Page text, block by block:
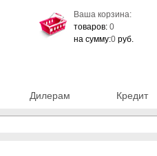
Дилерам Кредит
Ваша корзина:
товаров: 0
на сумму:0 руб.